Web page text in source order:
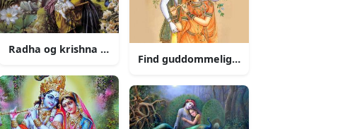
Radha og krishna udveksler kærlighed
Find guddommelig naade og visdom i